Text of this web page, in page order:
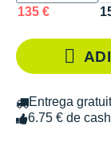
135 €
Entrega
6.75 € de